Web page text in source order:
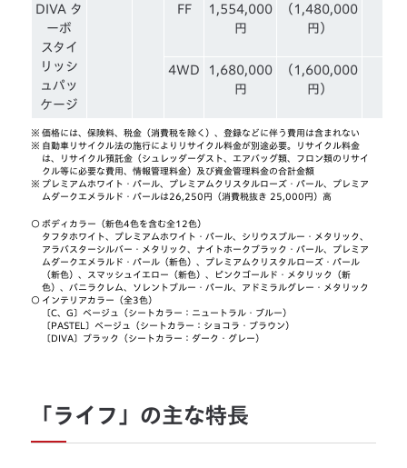
DIVA タ
ーボ
スタイ
リッシ
ュパッ
ケージ
FF
1,554,000
円
（1,480,000
円）
4WD
1,680,000
円
（1,600,000
円）
※ 価格には、保険料、税金（消費税を除く）、登録などに伴う費用は含まれない
※ 自動車リサイクル法の施行によりリサイクル料金が別途必要。リサイクル料金
は、リサイクル預託金（シュレッダーダスト、エアバッグ類、フロン類のリサイ
クル等に必要な費用、情報管理料金）及び資金管理料金の合計金額
※ プレミアムホワイト・パール、プレミアムクリスタルローズ・パール、プレミア
ムダークエメラルド・パールは26,250円（消費税抜き 25,000円）高
○ ボディカラー（新色4色を含む全12色）
タフタホワイト、プレミアムホワイト・パール、シリウスブルー・メタリック、
アラバスターシルバー・メタリック、ナイトホークブラック・パール、プレミア
ムダークエメラルド・パール（新色）、プレミアムクリスタルローズ・パール
（新色）、スマッシュイエロー（新色）、ピンクゴールド・メタリック（新
色）、バニラクレム、ソレントブルー・パール、アドミラルグレー・メタリック
○ インテリアカラー（全3色）
〔C、G〕ベージュ（シートカラー：ニュートラル・ブルー）
〔PASTEL〕ベージュ（シートカラー：ショコラ・ブラウン）
〔DIVA〕ブラック（シートカラー：ダーク・グレー）
「ライフ」の主な特長